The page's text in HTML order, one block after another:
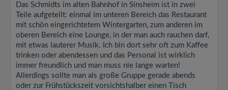
Das Schmidts im alten Bahnhof in Sinsheim ist in zwei
Teile aufgeteilt: einmal im unteren Bereich das Restaurant
mit schön eingerichtetem Wintergarten, zum anderen im
oberen Bereich eine Lounge, in der man auch rauchen darf,
mit etwas lauterer Musik. Ich bin dort sehr oft zum Kaffee
trinken oder abendessen und das Personal ist wirklich
immer freundlich und man muss nie lange warten!
Allerdings sollte man als große Gruppe gerade abends
oder zur Frühstückszeit vorsichtshalber einen Tisch